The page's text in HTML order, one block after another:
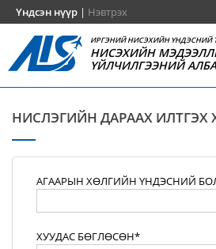
Үндсэн нүүр | Нэвтрэх
ИРГЭНИЙ НИСЭХИЙН ҮНДЭСНИЙ
НИСЭХИЙН
ҮЙЛЧИЛГЭЭНИЙ
НИСЛЭГИЙН ДАРААХ ИЛТГЭХ
АГААРЫН ХӨЛГИЙН ҮНДЭСНИЙ
ХУУДАС БӨГЛӨСӨН*